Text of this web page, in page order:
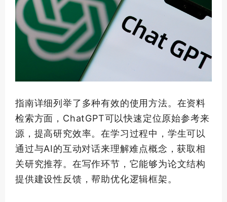
指南详细列举了多种有效的使用方法。在资料
检索方面，ChatGPT可以快速定位原始参考来
源，提高研究效率。在学习过程中，学生可以
通过与AI的互动对话来理解难点概念，获取相
关研究推荐。在写作环节，它能够为论文结构
提供建设性反馈，帮助优化逻辑框架。